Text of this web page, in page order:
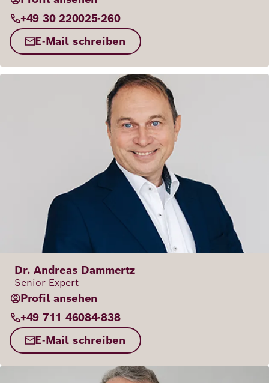
+49 30 220025-260
E-Mail schreiben
Dr. Andreas Dammertz
Senior Expert
Profil ansehen
+49 711 46084-838
E-Mail schreiben